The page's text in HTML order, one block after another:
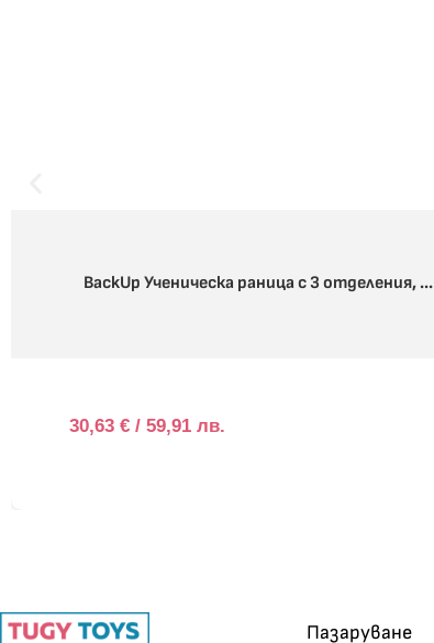
BackUp Ученическа раница с 3 отделения, ...
30,63 €/ 59,91 лв.
Пазаруване